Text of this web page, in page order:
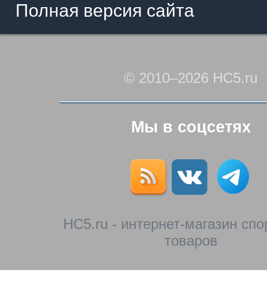
Полная версия сайта
© 2010–2026 HC5.ru
Мы в соцсетях
HC5.ru - интернет-магазин
товаров